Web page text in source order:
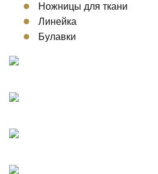
Ножницы для ткани
Линейка
Булавки